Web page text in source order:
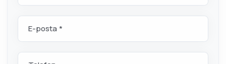
E-posta *